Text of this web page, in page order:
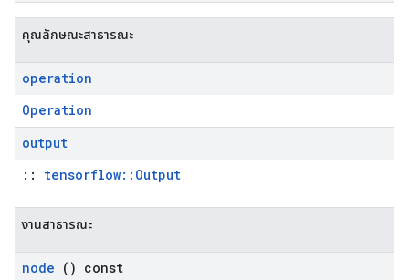
คุณลักษณะสาธารณะ
operation
Operation
output
:: tensorflow::Output
งานสาธารณะ
node () const